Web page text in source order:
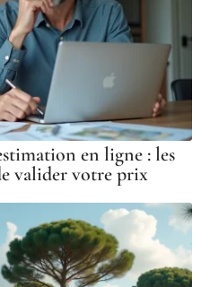
en ligne : les
valider votre prix